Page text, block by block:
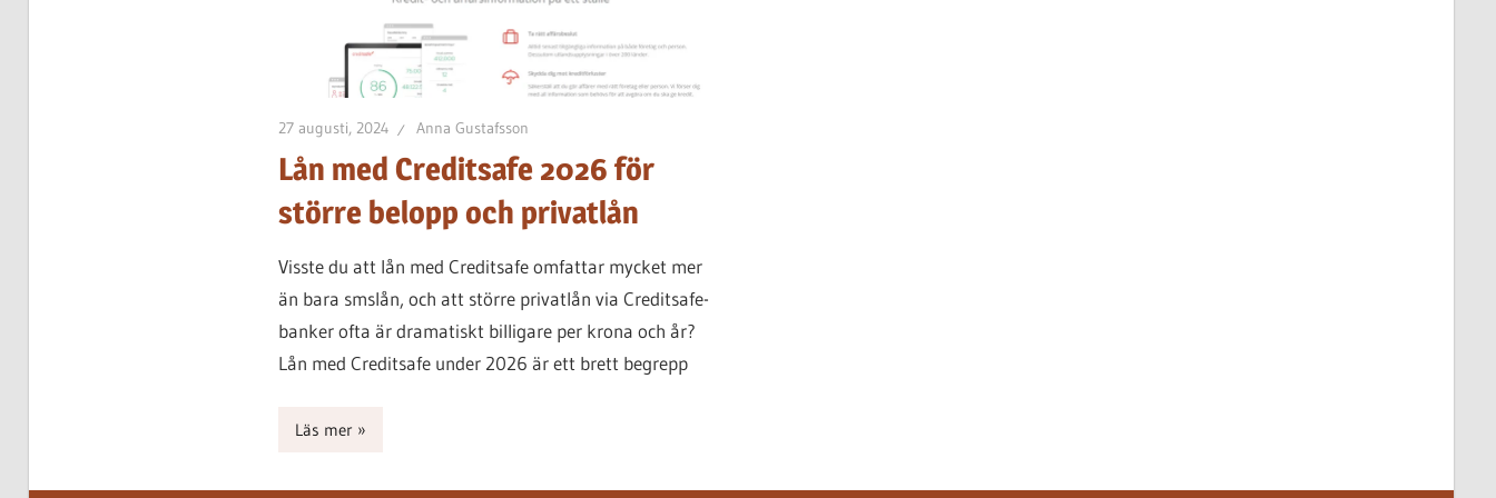
27 augusti, 2024 Anna Gustafsson
Lån med Creditsafe 2026 för
större belopp och privatlån
Visste du att lån med Creditsafe omfattar mycket mer
än bara smslån, och att större privatlån via Creditsafe-
banker ofta är dramatiskt billigare per krona och år?
Lån med Creditsafe under 2026 är ett brett begrepp
Läs mer